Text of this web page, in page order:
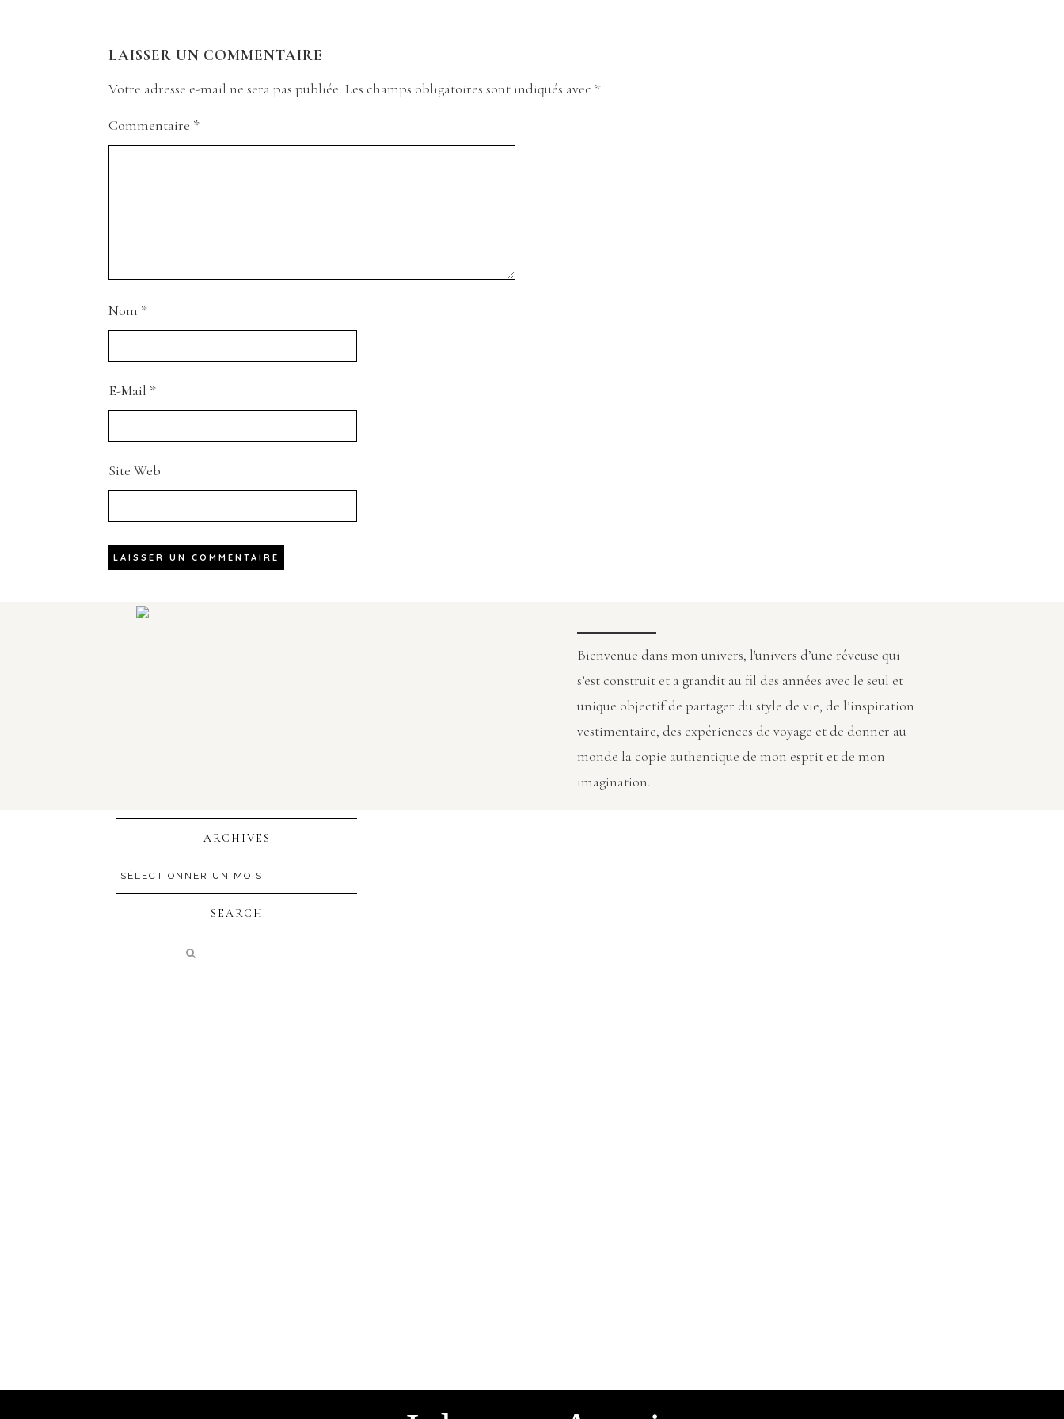
LAISSER UN COMMENTAIRE
Votre adresse e-mail ne sera pas publiée. Les champs obligatoires sont indiqués avec *
Commentaire *
Nom *
E-Mail *
Site Web
Bienvenue dans mon univers, l'univers d’une rêveuse qui
s’est construit et a grandit au fil des années avec le seul et
unique objectif de partager du style de vie, de l’inspiration
vestimentaire, des expériences de voyage et de donner au
monde la copie authentique de mon esprit et de mon
imagination.
ARCHIVES
SEARCH